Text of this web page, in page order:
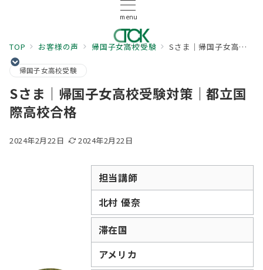
menu
TOP お客様の声 帰国子女高校受験 Sさま｜帰国子女高校受験対策｜都立国際高校合格
帰国子女高校受験
Sさま｜帰国子女高校受験対策｜都立国
際高校合格
2024年2月22日 2024年2月22日
担当講師
北村 優奈
滞在国
アメリカ